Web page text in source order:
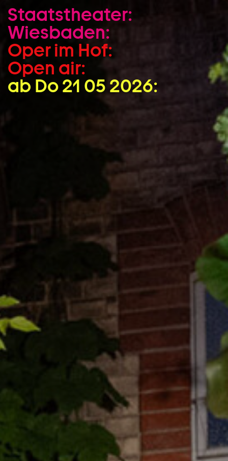
Zum Hauptinhalt springen
Zum Footer springen
Staatstheater:
Wiesbaden:
Oper im Hof:
Open air:
ab Do 21 05 2026: